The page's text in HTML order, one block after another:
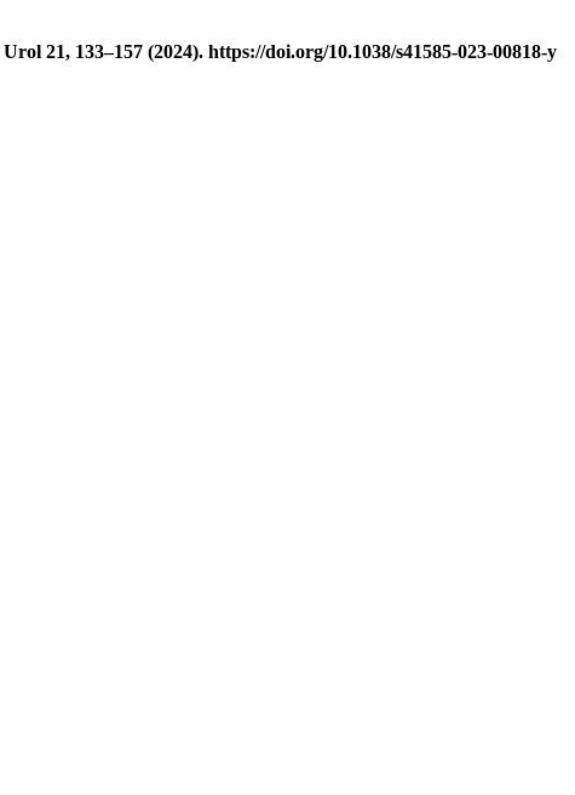
21, 133–157 (2024). https://doi.org/10.1038/s41585-023-00818-y